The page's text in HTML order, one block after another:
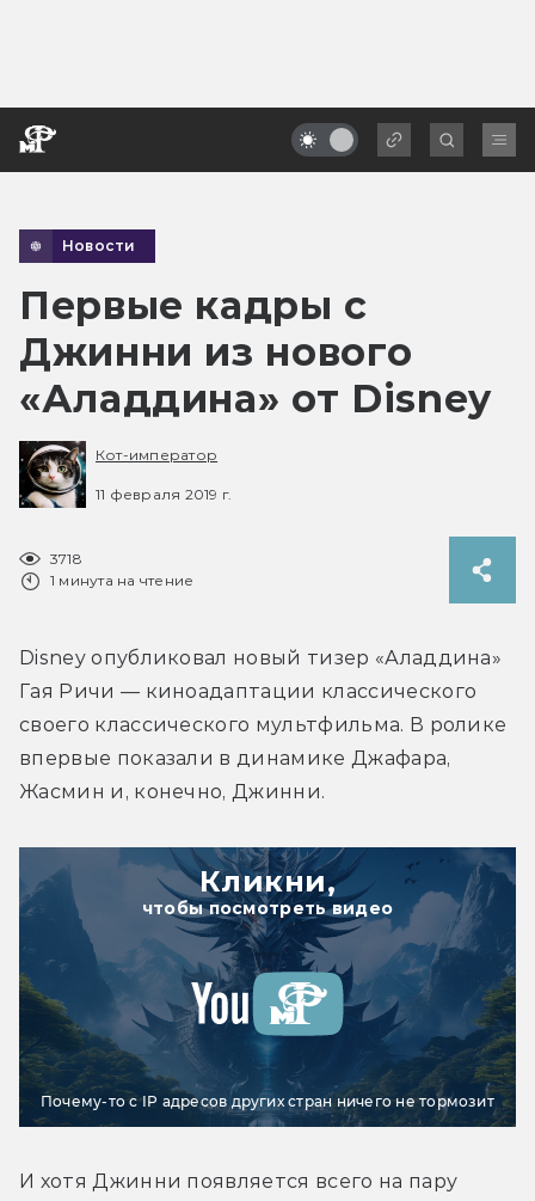
Новости
Первые кадры с
Джинни из нового
«Аладдина» от Disney
Кот-император
11 февраля 2019 г.
3718
1 минута на чтение
Disney опубликовал новый тизер «Аладдина»
Гая Ричи — киноадаптации классического
своего классического мультфильма. В ролике
впервые показали в динамике Джафара,
Жасмин и, конечно, Джинни.
Кликни,
чтобы посмотреть видео
Почему-то с IP адресов других стран ничего не тормозит
И хотя Джинни появляется всего на пару